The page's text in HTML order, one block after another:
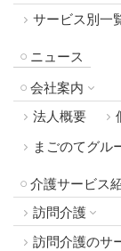
サービス別一
ニュース
会社案内
法人概要
まごのてグル
介護サービス
訪問介護
訪問介護のサ